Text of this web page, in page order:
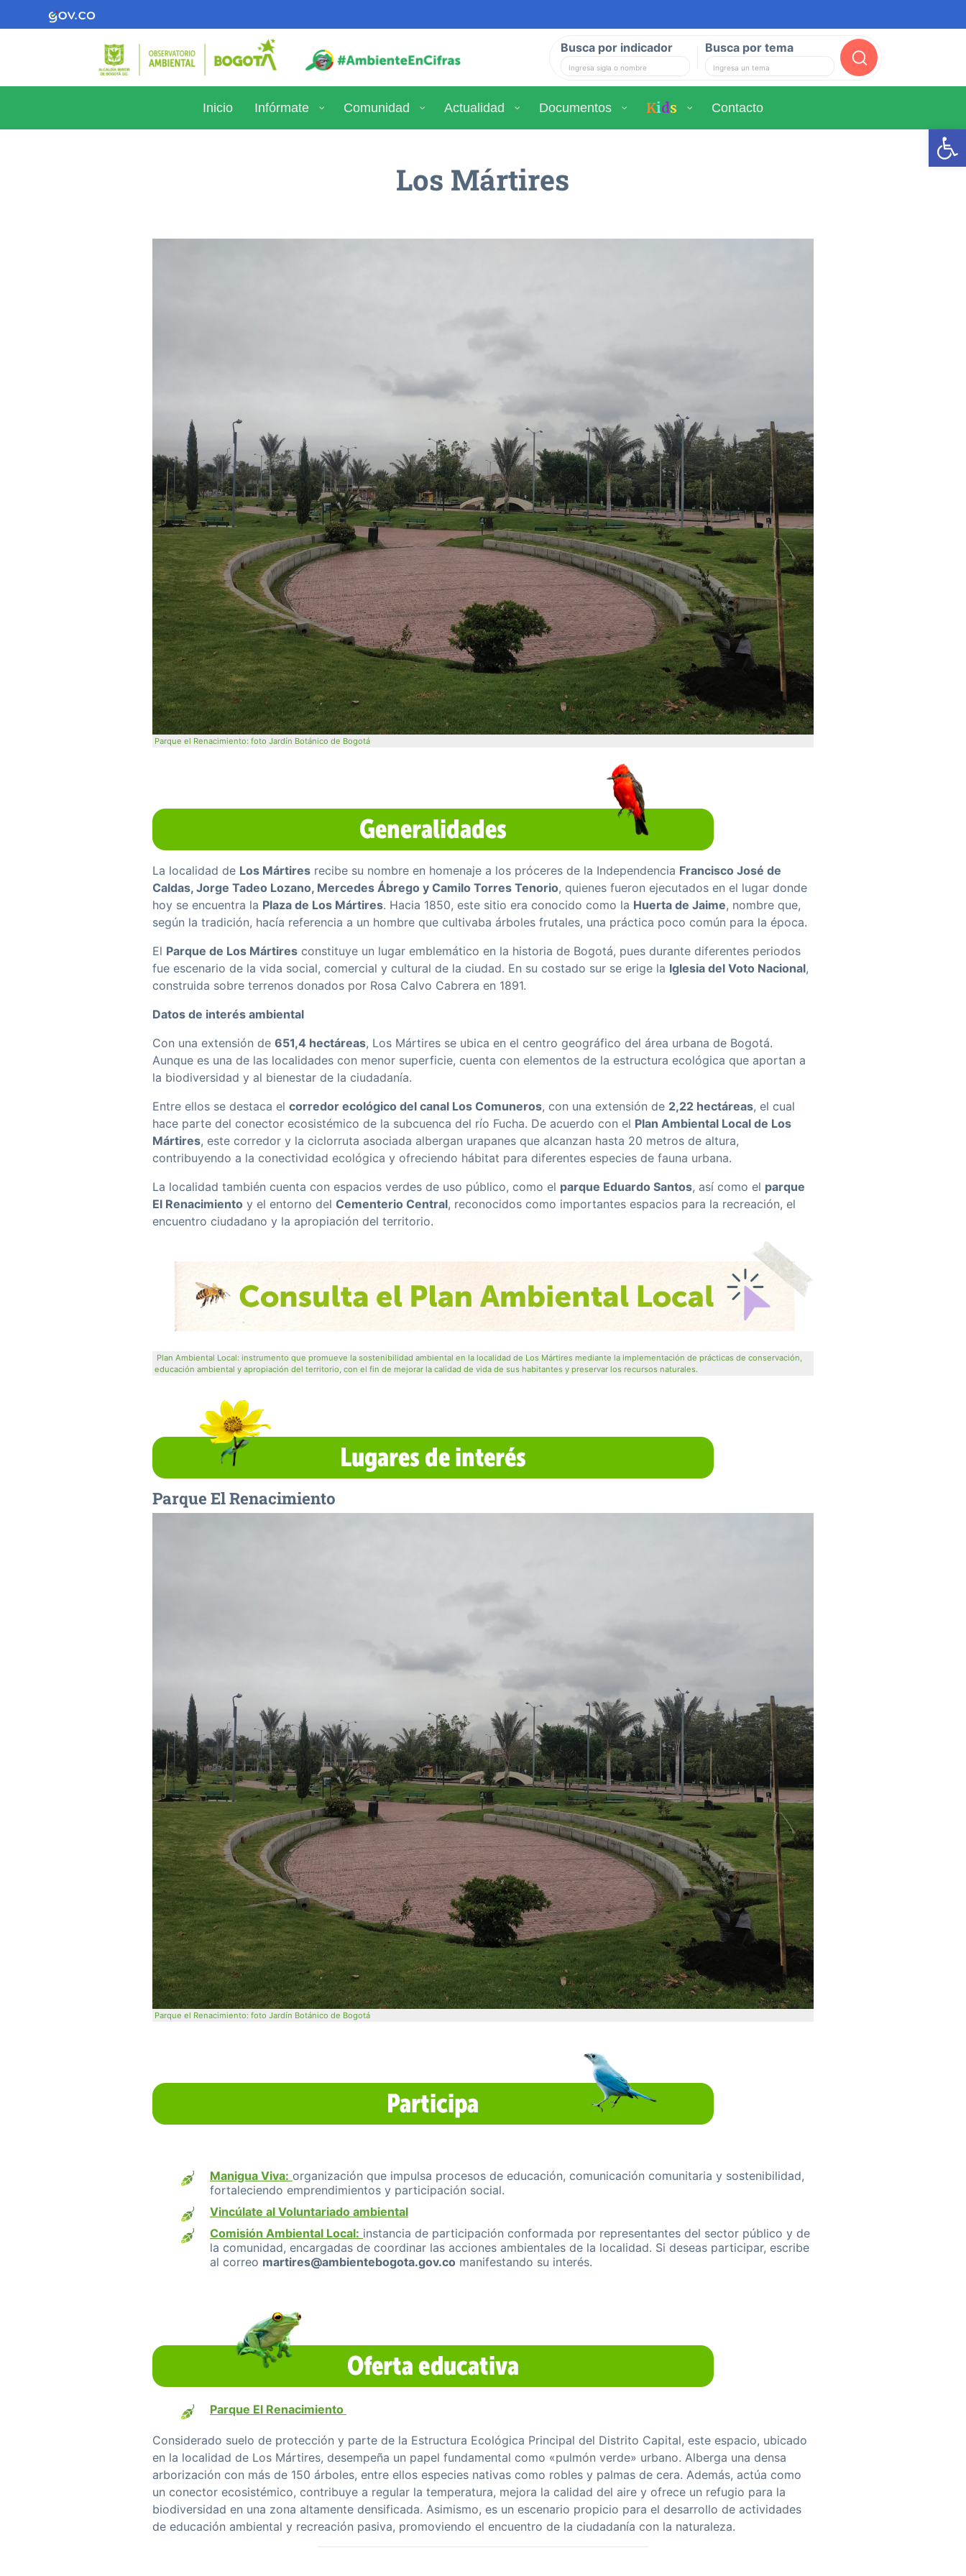
Busca por indicador Busca por tema
Buscar
Inicio Infórmate Comunidad Actualidad Documentos Kids Contacto
Los Mártires
Parque el Renacimiento: foto Jardín Botánico de Bogotá
La localidad de Los Mártires recibe su nombre en homenaje a los próceres de la Independencia Francisco José de
Caldas, Jorge Tadeo Lozano, Mercedes Ábrego y Camilo Torres Tenorio, quienes fueron ejecutados en el lugar donde
hoy se encuentra la Plaza de Los Mártires. Hacia 1850, este sitio era conocido como la Huerta de Jaime, nombre que,
según la tradición, hacía referencia a un hombre que cultivaba árboles frutales, una práctica poco común para la época.
El Parque de Los Mártires constituye un lugar emblemático en la historia de Bogotá, pues durante diferentes periodos
fue escenario de la vida social, comercial y cultural de la ciudad. En su costado sur se erige la Iglesia del Voto Nacional,
construida sobre terrenos donados por Rosa Calvo Cabrera en 1891.
Datos de interés ambiental
Con una extensión de 651,4 hectáreas, Los Mártires se ubica en el centro geográfico del área urbana de Bogotá.
Aunque es una de las localidades con menor superficie, cuenta con elementos de la estructura ecológica que aportan a
la biodiversidad y al bienestar de la ciudadanía.
Entre ellos se destaca el corredor ecológico del canal Los Comuneros, con una extensión de 2,22 hectáreas, el cual
hace parte del conector ecosistémico de la subcuenca del río Fucha. De acuerdo con el Plan Ambiental Local de Los
Mártires, este corredor y la ciclorruta asociada albergan urapanes que alcanzan hasta 20 metros de altura,
contribuyendo a la conectividad ecológica y ofreciendo hábitat para diferentes especies de fauna urbana.
La localidad también cuenta con espacios verdes de uso público, como el parque Eduardo Santos, así como el parque
El Renacimiento y el entorno del Cementerio Central, reconocidos como importantes espacios para la recreación, el
encuentro ciudadano y la apropiación del territorio.
Plan Ambiental Local: instrumento que promueve la sostenibilidad ambiental en la localidad de Los Mártires mediante la implementación de prácticas de conservación,
educación ambiental y apropiación del territorio, con el fin de mejorar la calidad de vida de sus habitantes y preservar los recursos naturales.
Parque El Renacimiento
Parque el Renacimiento: foto Jardín Botánico de Bogotá
Manigua Viva: organización que impulsa procesos de educación, comunicación comunitaria y sostenibilidad,
fortaleciendo emprendimientos y participación social.
Vincúlate al Voluntariado ambiental
Comisión Ambiental Local: instancia de participación conformada por representantes del sector público y de
la comunidad, encargadas de coordinar las acciones ambientales de la localidad. Si deseas participar, escribe
al correo martires@ambientebogota.gov.co manifestando su interés.
Parque El Renacimiento
Considerado suelo de protección y parte de la Estructura Ecológica Principal del Distrito Capital, este espacio, ubicado
en la localidad de Los Mártires, desempeña un papel fundamental como «pulmón verde» urbano. Alberga una densa
arborización con más de 150 árboles, entre ellos especies nativas como robles y palmas de cera. Además, actúa como
un conector ecosistémico, contribuye a regular la temperatura, mejora la calidad del aire y ofrece un refugio para la
biodiversidad en una zona altamente densificada. Asimismo, es un escenario propicio para el desarrollo de actividades
de educación ambiental y recreación pasiva, promoviendo el encuentro de la ciudadanía con la naturaleza.